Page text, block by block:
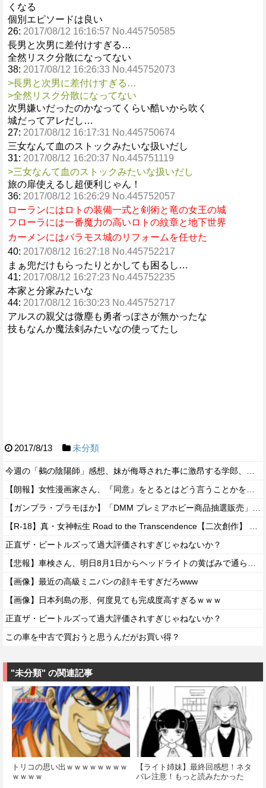
くなる
個別エピソードは良い
26: 2017/08/12 16:16:57 No.445750585
長男と次男に差付けすぎる…
全然リスク分散になってない
38: 2017/08/12 16:26:33 No.445752073
>長男と次男に差付けすぎる…
>全然リスク分散になってない
次男嫌いだったのかなってくらい酷いから吹く
城だってアレだし…
27: 2017/08/12 16:17:31 No.445750674
三女なんて血のストックみたいな扱いだし
31: 2017/08/12 16:20:37 No.445751119
>三女なんて血のストックみたいな扱いだし
旅の扉使えるし超便利じゃん！
36: 2017/08/12 16:26:29 No.445752057
ローランにはロトの装備一式と剣術と竜の女王の城
フローラには一番魔力の高いロトの紋章と地下世界
カーメンにはバラモス城のリフォームを任せた
40: 2017/08/12 16:27:18 No.445752217
まぁ兜だけもらったりとかしても困るし…
41: 2017/08/12 16:27:23 No.445752235
本家と分家みたいな
44: 2017/08/12 16:30:23 No.445752717
アルスの親父は微塵も勇者っぽさが無かったな
技もなんか魔法剣みたいなの使ってたし
2017/8/13 未分類
正直ザ・ビートルズって過大評価されすぎじゃねないか？
【画像】最近の高級ミニバンの顔キモすぎだろwww
【画像】日本列島の形、何度見ても完成度高すぎるｗｗｗ
正直ザ・ビートルズって過大評価されすぎじゃねないか？
この車を中古で買おうと思うんだがお買い得？
"未分類" の関連記事
トリコの思い出ｗｗｗｗｗｗｗｗ
ｗｗｗｗ
【ライト姉妹】最終回感想！ネタ
バレ注意！もっと読みたかった